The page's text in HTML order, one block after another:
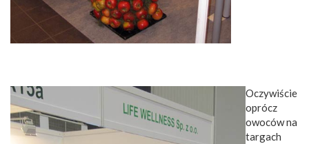
Oczywiście
oprócz
owoców na
targach